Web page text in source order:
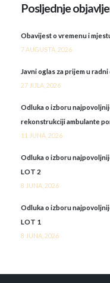
Posljednje
Obavijest o vremenu i
7 AUGUSTA, 2026
Javni oglas za prijem u
27 JULA, 2026
Odluka o izboru
rekonstrukciji ambulante
11 JUNA, 2026
Odluka o izboru
LOT 2
8 JUNA, 2026
Odluka o izboru
LOT 1
8 JUNA, 2026